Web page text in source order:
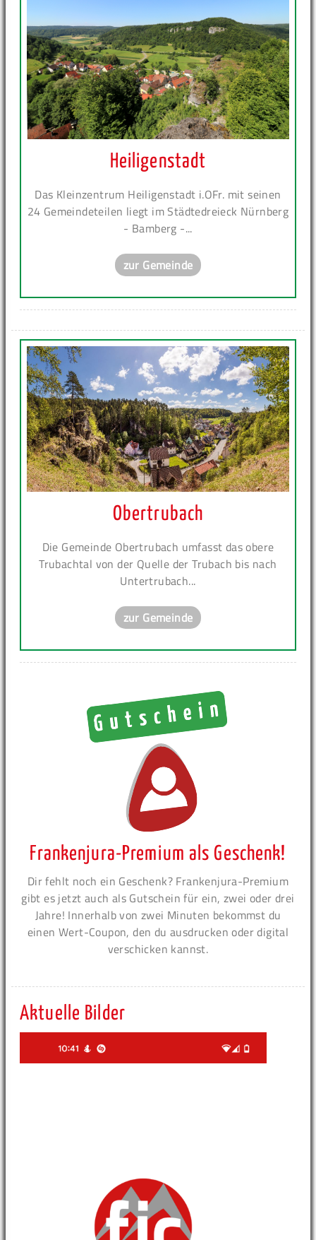
Heiligenstadt
Das Kleinzentrum Heiligenstadt i.OFr. mit seinen
24 Gemeindeteilen liegt im Städtedreieck Nürnberg
- Bamberg -...
zur Gemeinde
Obertrubach
Die Gemeinde Obertrubach umfasst das obere
Trubachtal von der Quelle der Trubach bis nach
Untertrubach...
zur Gemeinde
Frankenjura-Premium als Geschenk!
Dir fehlt noch ein Geschenk? Frankenjura-Premium
gibt es jetzt auch als Gutschein für ein, zwei oder drei
Jahre! Innerhalb von zwei Minuten bekommst du
einen Wert-Coupon, den du ausdrucken oder digital
verschicken kannst.
Aktuelle Bilder